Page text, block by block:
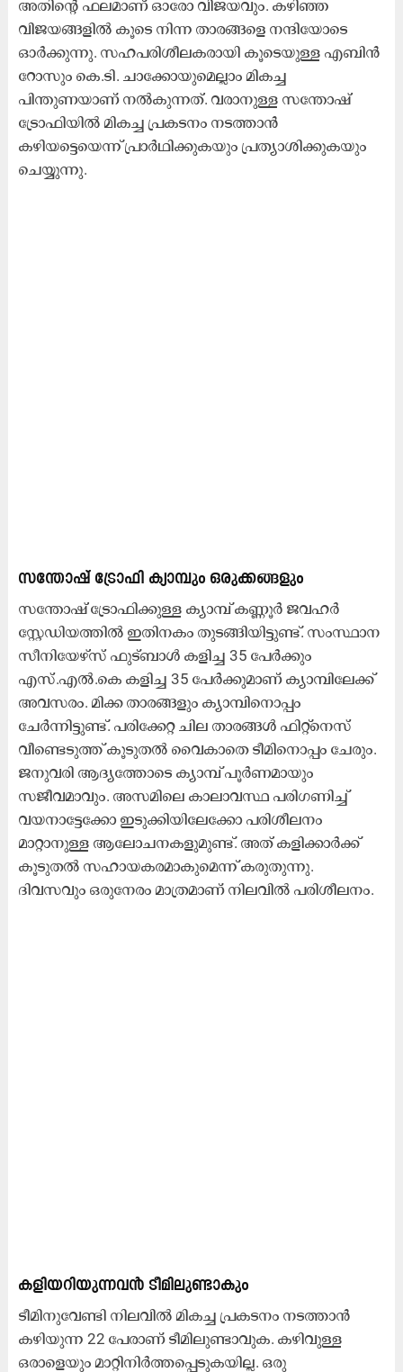
അതിന്‍റെ ഫലമാണ് ഓരോ വിജയവും. കഴിഞ്ഞ
വിജയങ്ങളിൽ കൂടെ നിന്ന താരങ്ങളെ നന്ദിയോടെ
ഓർക്കുന്നു. സഹപരിശീലകരായി കൂടെയുള്ള എബിന്‍
റോസും കെ.ടി. ചാക്കോയുമെല്ലാം മികച്ച
പിന്തുണയാണ് നൽകുന്നത്. വരാനുള്ള സന്തോഷ്
ട്രോഫിയിൽ മികച്ച പ്രകടനം നടത്താൻ
കഴിയട്ടെയെന്ന് പ്രാർഥിക്കുകയും പ്രത്യാശിക്കുകയും
ചെയ്യുന്നു.
സന്തോഷ് ട്രോഫി ക്യാമ്പും ഒരുക്കങ്ങളും
സന്തോഷ് ട്രോഫിക്കുള്ള ക്യാമ്പ് കണ്ണൂര്‍ ജവഹര്‍
സ്റ്റേഡിയത്തില്‍ ഇതിനകം തുടങ്ങിയിട്ടുണ്ട്. സംസ്ഥാന
സീനിയേഴ്‌സ് ഫുട്‌ബാള്‍ കളിച്ച 35 പേര്‍ക്കും
എസ്.എല്‍.കെ കളിച്ച 35 പേര്‍ക്കുമാണ് ക്യാമ്പിലേക്ക്
അവസരം. മിക്ക താരങ്ങളും ക്യാമ്പിനൊപ്പം
ചേർന്നിട്ടുണ്ട്. പരിക്കേറ്റ ചില താരങ്ങൾ ഫിറ്റ്നെസ്
വീണ്ടെടുത്ത് കൂടുതൽ വൈകാതെ ടീമിനൊപ്പം ചേരും.
ജനുവരി ആദ്യത്തോടെ ക്യാമ്പ് പൂർണമായും
സജീവമാവും. അസമിലെ കാലാവസ്ഥ പരിഗണിച്ച്
വയനാട്ടേക്കോ ഇടുക്കിയിലേക്കോ പരിശീലനം
മാറ്റാനുള്ള ആലോചനകളുമുണ്ട്. അത് കളിക്കാർക്ക്
കൂടുതൽ സഹായകരമാകുമെന്ന് കരുതുന്നു.
ദിവസവും ഒരുനേരം മാത്രമാണ് നിലവിൽ പരിശീലനം.
കളിയറിയുന്നവൻ ടീമിലുണ്ടാകും
ടീമിനുവേണ്ടി നിലവിൽ മികച്ച പ്രകടനം നടത്താൻ
കഴിയുന്ന 22 പേരാണ് ടീമിലുണ്ടാവുക. കഴിവുള്ള
ഒരാളെയും മാറ്റിനിർത്തപ്പെടുകയില്ല. ഒരു